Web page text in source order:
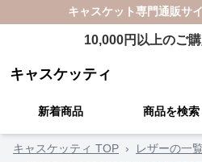
キャスケット専門通販サ
10,000円以上のご
キャスケッティ
新着商品 商品を検索
キャスケッティ TOP › レザーの一覧